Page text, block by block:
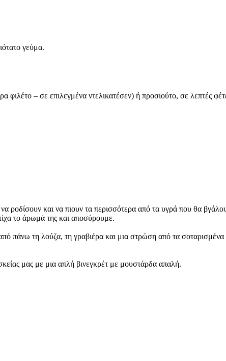
γεύμα.
φιλέτο – σε επιλεγμένα ντελικατέσεν) ή προσιούτο, σε λεπτές
να ροδίσουν και να πιουν τα περισσότερα από τα υγρά που θα
το άρωμά της και αποσύρουμε.
πάνω τη λούζα, τη γραβιέρα και μια στρώση από τα
μας με μια απλή βινεγκρέτ με μουστάρδα απαλή.